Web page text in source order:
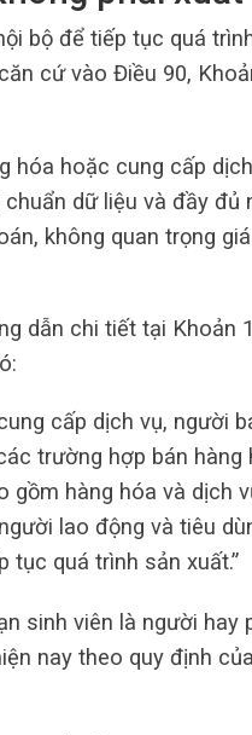
bộ để tiếp tục quá
cứ vào Điều 90,
hóa hoặc cung cấp
dữ liệu và đầy đủ
không quan trọng
dẫn chi tiết tại Khoản
cấp dịch vụ, người
trường hợp bán
gồm hàng hóa và dịch
lao động và tiêu
tục quá trình sản xuất.”
sinh viên là người hay
nay theo quy định